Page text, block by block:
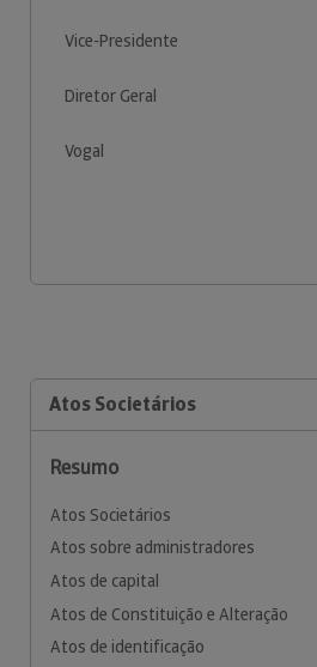
Vice-Presidente
Diretor Geral
Vogal
Atos Societários
Resumo
Atos Societários
Atos sobre administradores
Atos de capital
Atos de Constituição e Alteração
Atos de identificação